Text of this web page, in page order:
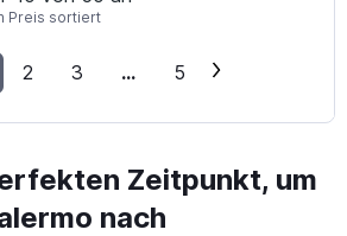
Preis sortiert
2 3 ... 5
Zeitpunkt, um
nach